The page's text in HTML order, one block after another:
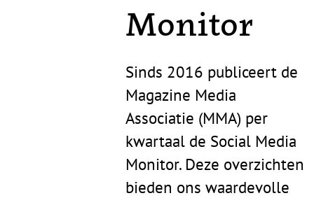
Monitor
Sinds 2016 publiceert de
Magazine Media
Associatie (MMA) per
kwartaal de Social Media
Monitor. Deze overzichten
bieden ons waardevolle